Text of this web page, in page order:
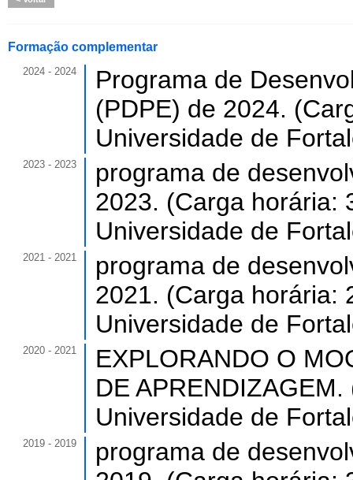
Formação complementar
2024 - 2024
Programa de
(PDPE) de 2024.
Universidade de
2023 - 2023
programa de
2023. (Carga horária:
Universidade de
2021 - 2021
programa de
2021. (Carga horária:
Universidade de
2020 - 2021
EXPLORANDO O
DE
Universidade de
2019 - 2019
programa de